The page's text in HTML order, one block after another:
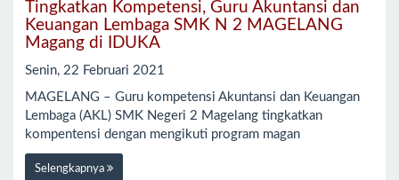
Tingkatkan Kompetensi, Guru Akuntansi dan
Keuangan Lembaga SMK N 2 MAGELANG
Magang di IDUKA
Senin, 22 Februari 2021
MAGELANG – Guru kompetensi Akuntansi dan Keuangan
Lembaga (AKL) SMK Negeri 2 Magelang tingkatkan
kompentensi dengan mengikuti program magan
Selengkapnya